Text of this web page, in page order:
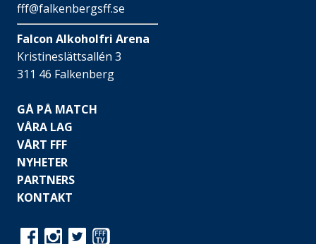
fff@falkenbergsff.se
Falcon Alkoholfri Arena
Kristineslättsallén 3
311 46 Falkenberg
GÅ PÅ MATCH
VÅRA LAG
VÅRT FFF
NYHETER
PARTNERS
KONTAKT